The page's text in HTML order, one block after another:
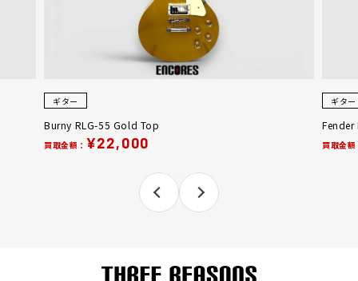
ギター
Burny RLG-55 Gold Top
買取金額： ¥22,000
ギター
Fender
買取金額